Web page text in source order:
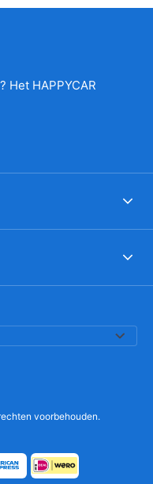
Het HAPPYCAR
voorbehouden.